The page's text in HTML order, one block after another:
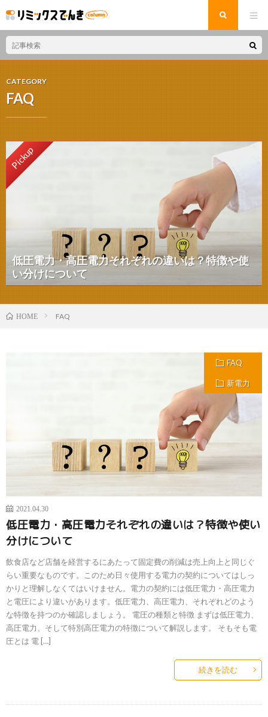
CATEGORY
FAQ
Pickup
低圧電力・高圧電力それぞれの違いは？特徴や使
い分けについて
HOME FAQ
FAQ
新電力
2021.04.30
低圧電力・高圧電力それぞれの違いは？特徴や使い
分けについて
飲食店など店舗を経営するにあたって固定費の削減は売上向上と同じぐ
らい重要なものです。このため日々使用する電力の契約についてはしっ
かりと理解しなくてはいけません。電力の契約には低圧電力・高圧電力
と電圧により違いがあります。低圧電力、高圧電力、それぞれどのよう
な特徴を持つのか確認しましょう。 電圧の種類と特徴 まずは低圧電力、
高圧電力、そして特別高圧電力の特徴について解説します。 そもそも電
圧とは 電 […]
続きを読む